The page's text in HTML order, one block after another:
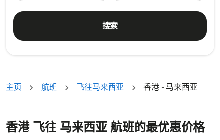
搜索
主页 航班 飞往马来西亚 香港 - 马来西亚
香港 飞往 马来西亚 航班的最优惠价格